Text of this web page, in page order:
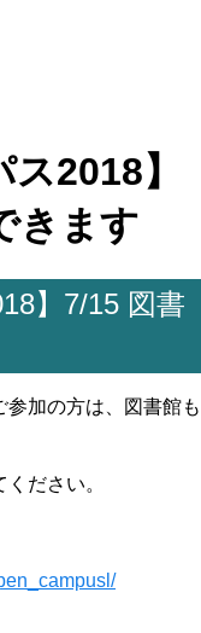
2018】
きます
】7/15 図書
加の方は、図書館も
ださい。